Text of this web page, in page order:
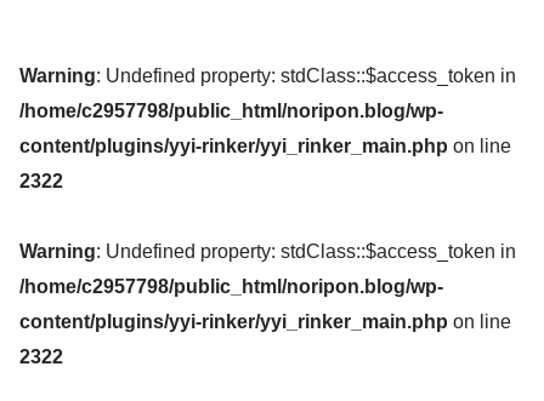
Warning: Undefined property: stdClass::$access_token in
/home/c2957798/public_html/noripon.blog/wp-
content/plugins/yyi-rinker/yyi_rinker_main.php on line
2322
Warning: Undefined property: stdClass::$access_token in
/home/c2957798/public_html/noripon.blog/wp-
content/plugins/yyi-rinker/yyi_rinker_main.php on line
2322